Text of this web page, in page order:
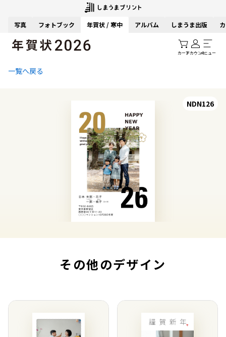
写真 フォトブック 年賀状 / 寒中 アルバム しまうま出版
カートアカウントメニュー
一覧へ戻る
NDN126
その他のデザイン